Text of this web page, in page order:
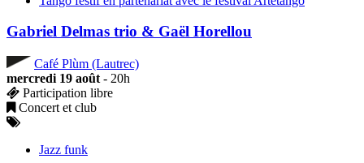
Gabriel Delmas trio & Gaël Horellou
Café Plùm (Lautrec)
mercredi 19 août - 20h
Participation libre
Concert et club
Jazz funk